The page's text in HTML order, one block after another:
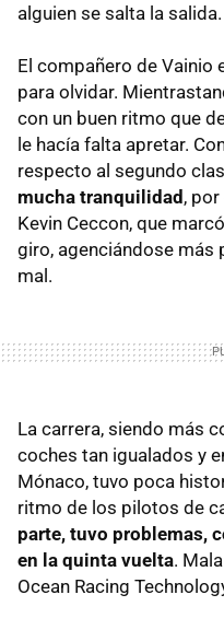
alguien se salta la
El compañero de Vainio
para olvidar.
con un buen ritmo que
le hacía falta apretar.
respecto al segundo
mucha tranquilidad,
Kevin Ceccon, que
giro, agenciándose más
mal.
La carrera, siendo más
coches tan igualados y
Mónaco, tuvo poca
ritmo de los pilotos de
parte, tuvo problemas,
en la quinta vuelta.
Ocean Racing